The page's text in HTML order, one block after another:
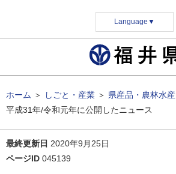
Language ▼
ホーム ＞ しごと・産業 ＞ 県産品・農林水産
平成31年/令和元年に公開したニュース
最終更新日 2020年9月25日
ページID 045139